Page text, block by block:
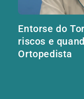
Entorse do
riscos e
Ortopedista